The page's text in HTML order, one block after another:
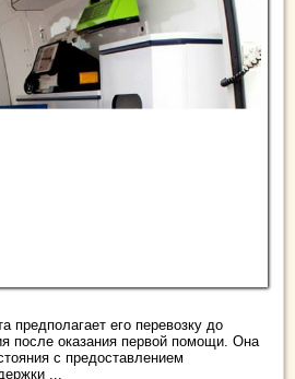
предполагает его перевозку до
после оказания первой помощи. Она
с предоставлением
...